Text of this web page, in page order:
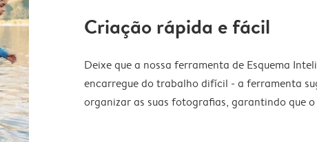
Criação rápida e fácil
Deixe que a nossa ferramenta de Esquema
encarregue do trabalho difícil - a ferramenta
organizar as suas fotografias, garantindo que o